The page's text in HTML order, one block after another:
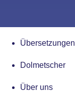
Übersetzungen
Dolmetscher
Über uns